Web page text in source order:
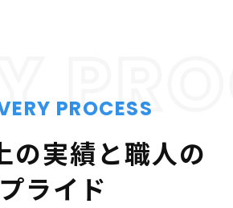
PROCESS
の実績と職人の
プライド